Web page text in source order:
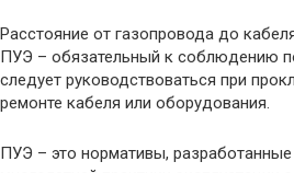
Расстояние от газопровода до
ПУЭ – обязательный к соблюдению
следует руководствоваться при
ремонте кабеля или оборудования.
ПУЭ – это нормативы, разработанные